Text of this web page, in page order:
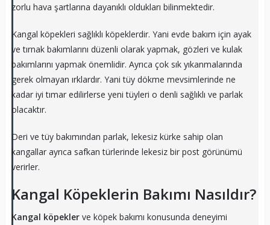
zorlu hava şartlarına dayanıklı oldukları bilinmektedir.
Kangal köpekleri sağlıklı köpeklerdir. Yani evde bakım için ayak
ve tırnak bakımlarını düzenli olarak yapmak, gözleri ve kulak
bakımlarını yapmak önemlidir. Ayrıca çok sık yıkanmalarında
gerek olmayan ırklardır. Yani tüy dökme mevsimlerinde ne
kadar iyi tımar edilirlerse yeni tüyleri o denli sağlıklı ve parlak
olacaktır.
Deri ve tüy bakımından parlak, lekesiz kürke sahip olan
kangallar ayrıca safkan türlerinde lekesiz bir post görünümü
verirler.
Kangal Köpeklerin Bakımı Nasıldır?
Kangal köpeklerve köpek bakımı konusunda deneyimi